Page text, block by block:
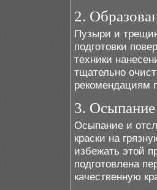
2.
Пузыри и
подготовки
техники
тщательно
рекомендациям
3. Осыпание
Осыпание и
краски на
избежать этой
подготовлена
качественную